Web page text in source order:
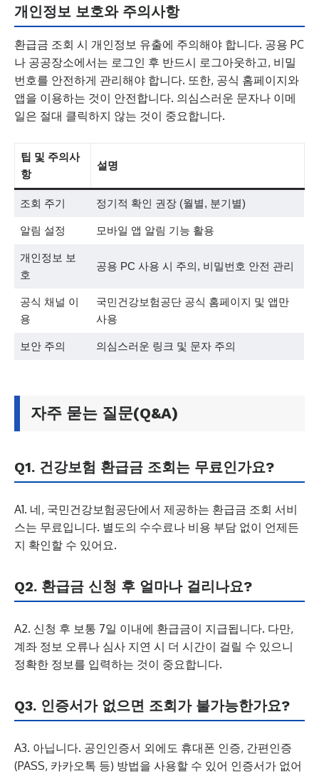
개인정보 보호와 주의사항
환급금 조회 시 개인정보 유출에 주의해야 합니다. 공용 PC
나 공공장소에서는 로그인 후 반드시 로그아웃하고, 비밀
번호를 안전하게 관리해야 합니다. 또한, 공식 홈페이지와
앱을 이용하는 것이 안전합니다. 의심스러운 문자나 이메
일은 절대 클릭하지 않는 것이 중요합니다.
팁 및 주의사
항
설명
조회 주기 정기적 확인 권장 (월별, 분기별)
알림 설정 모바일 앱 알림 기능 활용
개인정보 보
호
공용 PC 사용 시 주의, 비밀번호 안전 관리
공식 채널 이
용
국민건강보험공단 공식 홈페이지 및 앱만
사용
보안 주의 의심스러운 링크 및 문자 주의
자주 묻는 질문(Q&A)
Q1. 건강보험 환급금 조회는 무료인가요?
A1. 네, 국민건강보험공단에서 제공하는 환급금 조회 서비
스는 무료입니다. 별도의 수수료나 비용 부담 없이 언제든
지 확인할 수 있어요.
Q2. 환급금 신청 후 얼마나 걸리나요?
A2. 신청 후 보통 7일 이내에 환급금이 지급됩니다. 다만,
계좌 정보 오류나 심사 지연 시 더 시간이 걸릴 수 있으니
정확한 정보를 입력하는 것이 중요합니다.
Q3. 인증서가 없으면 조회가 불가능한가요?
A3. 아닙니다. 공인인증서 외에도 휴대폰 인증, 간편인증
(PASS, 카카오톡 등) 방법을 사용할 수 있어 인증서가 없어